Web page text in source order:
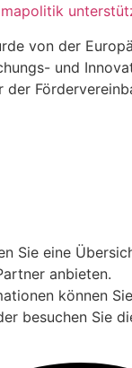
von der
und
Sie eine
anbieten.
können
besuchen Sie